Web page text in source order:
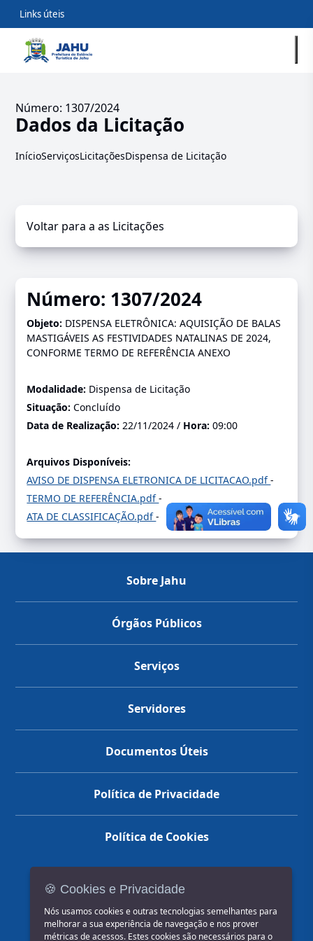
Links úteis
Número: 1307/2024
Dados da Licitação
InícioServiçosLicitaçõesDispensa de Licitação
Voltar para a as Licitações
Número: 1307/2024
Objeto: DISPENSA ELETRÔNICA: AQUISIÇÃO DE BALAS
MASTIGÁVEIS AS FESTIVIDADES NATALINAS DE 2024,
CONFORME TERMO DE REFERÊNCIA ANEXO
Modalidade: Dispensa de Licitação
Situação:Concluído
Data de Realização:22/11/2024 / Hora:09:00
Arquivos Disponíveis:
AVISO DE DISPENSA ELETRONICA DE LICITACAO.pdf-
TERMO DE REFERÊNCIA.pdf-
ATA DE CLASSIFICAÇÃO.pdf-
Sobre Jahu
Órgãos Públicos
Serviços
Servidores
Documentos Úteis
Política de Privacidade
Política de Cookies
🍪 Cookies e Privacidade
Nós usamos cookies e outras tecnologias semelhantes para
melhorar a sua experiência de navegação e nos prover
métricas de acessos. Estes cookies são necessários para o